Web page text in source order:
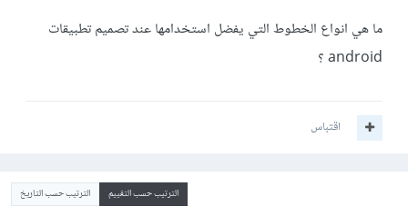
ما هي انواع الخطوط التي يفضل استخدامها عند تصميم تطبيقات
android ؟
اقتباس
الترتيب حسب التقييم الترتيب حسب التاريخ